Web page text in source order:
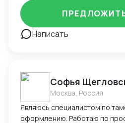
Написать
Софья
Москва, Россия
Являюсь специалистом по
оформлению. Работаю по